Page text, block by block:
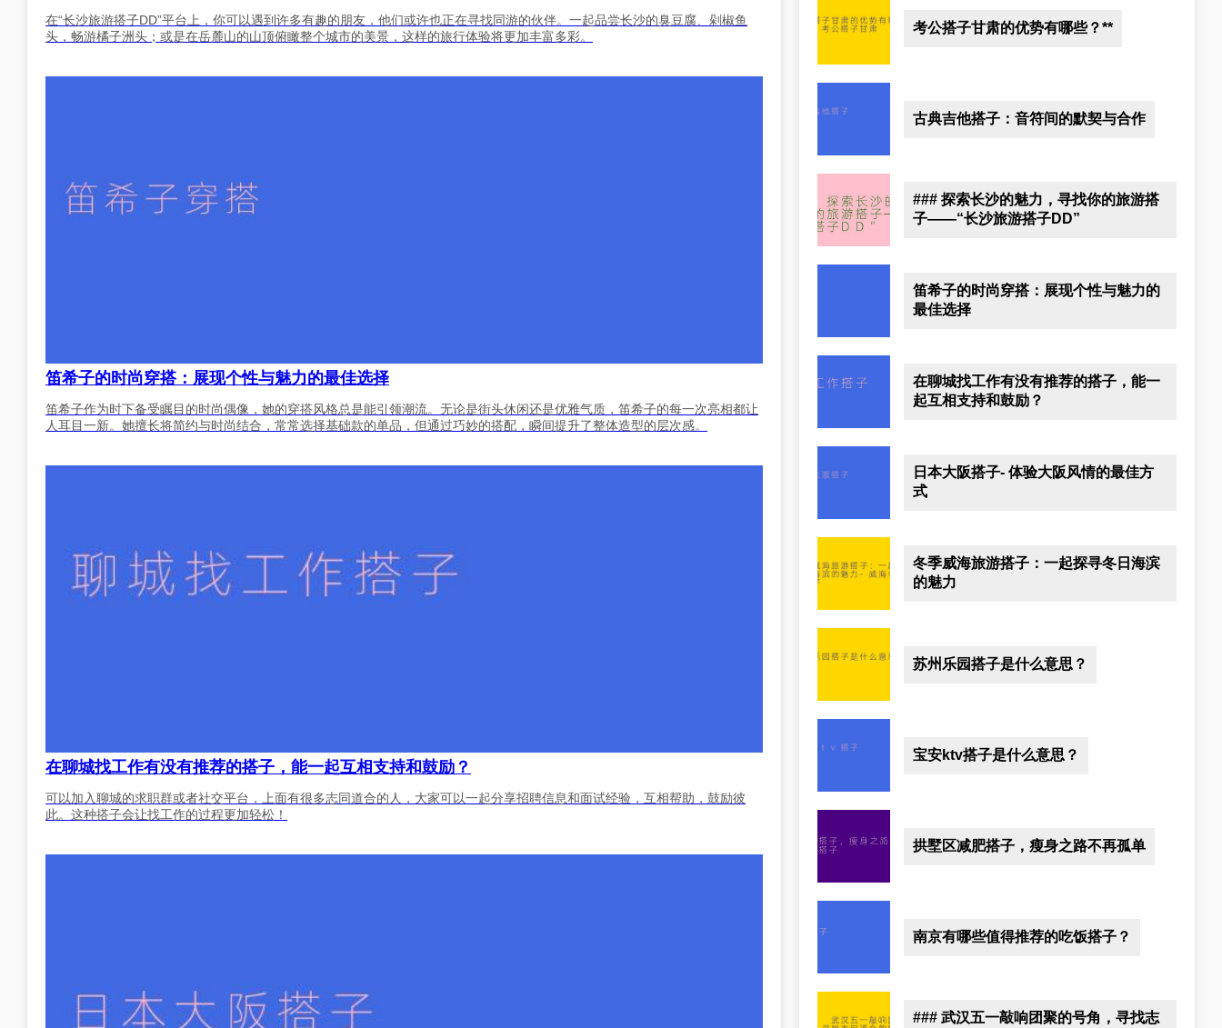
在“长沙旅游搭子DD”平台上，你可以遇到许多有趣的朋友，他们或许也正在寻找同游的伙伴。一起品尝长沙的臭豆腐、剁椒鱼
头，畅游橘子洲头；或是在岳麓山的山顶俯瞰整个城市的美景，这样的旅行体验将更加丰富多彩。
笛希子的时尚穿搭：展现个性与魅力的最佳选择
笛希子作为时下备受瞩目的时尚偶像，她的穿搭风格总是能引领潮流。无论是街头休闲还是优雅气质，笛希子的每一次亮相都让
人耳目一新。她擅长将简约与时尚结合，常常选择基础款的单品，但通过巧妙的搭配，瞬间提升了整体造型的层次感。
在聊城找工作有没有推荐的搭子，能一起互相支持和鼓励？
可以加入聊城的求职群或者社交平台，上面有很多志同道合的人，大家可以一起分享招聘信息和面试经验，互相帮助，鼓励彼
此。这种搭子会让找工作的过程更加轻松！
考公搭子甘肃的优势有哪些？**
古典吉他搭子：音符间的默契与合作
### 探索长沙的魅力，寻找你的旅游搭
子——“长沙旅游搭子DD”
笛希子的时尚穿搭：展现个性与魅力的
最佳选择
在聊城找工作有没有推荐的搭子，能一
起互相支持和鼓励？
日本大阪搭子- 体验大阪风情的最佳方
式
冬季威海旅游搭子：一起探寻冬日海滨
的魅力
苏州乐园搭子是什么意思？
宝安ktv搭子是什么意思？
拱墅区减肥搭子，瘦身之路不再孤单
南京有哪些值得推荐的吃饭搭子？
### 武汉五一敲响团聚的号角，寻找志